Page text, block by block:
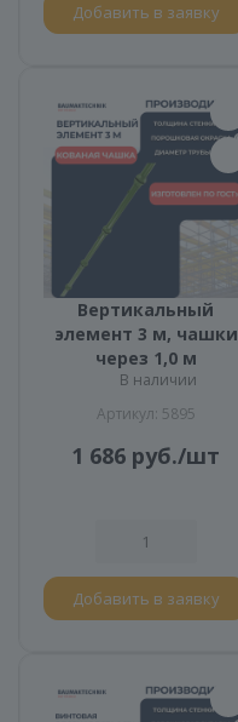
Добавить в заявку
Вертикальный
элемент 3 м, чашки
через 1,0 м
В наличии
Артикул: 5895
1 686 руб./шт
Добавить в заявку